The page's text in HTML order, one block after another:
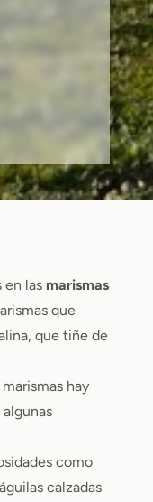
en las marismas
que
que tiñe de
hay
como
calzadas